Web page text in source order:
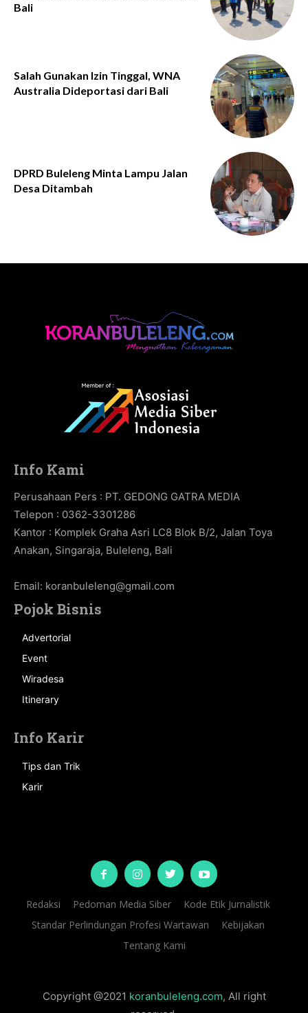
Bali
Salah Gunakan Izin Tinggal, WNA
Australia Dideportasi dari Bali
DPRD Buleleng Minta Lampu Jalan
Desa Ditambah
Info Kami
Perusahaan Pers : PT. GEDONG GATRA MEDIA
Telepon : 0362-3301286
Kantor : Komplek Graha Asri LC8 Blok B/2, Jalan Toya
Anakan, Singaraja, Buleleng, Bali
Email: koranbuleleng@gmail.com
Pojok Bisnis
Advertorial
Event
Wiradesa
Itinerary
Info Karir
Tips dan Trik
Karir
Redaksi Pedoman Media Siber
Kode Etik Jurnalistik
Standar Perlindungan Profesi Wartawan
Kebijakan
Tentang Kami
Copyright @2021 koranbuleleng.com, All right